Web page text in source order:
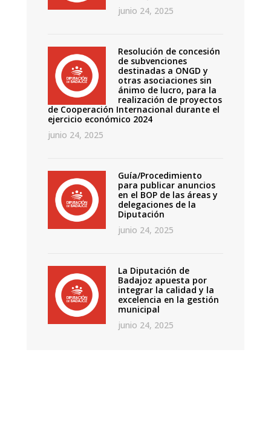
junio 24, 2025
Resolución de concesión
de subvenciones
destinadas a ONGD y
otras asociaciones sin
ánimo de lucro, para la
realización de proyectos
de Cooperación Internacional durante el
ejercicio económico 2024
junio 24, 2025
Guía/Procedimiento
para publicar anuncios
en el BOP de las áreas y
delegaciones de la
Diputación
junio 24, 2025
La Diputación de
Badajoz apuesta por
integrar la calidad y la
excelencia en la gestión
municipal
junio 24, 2025